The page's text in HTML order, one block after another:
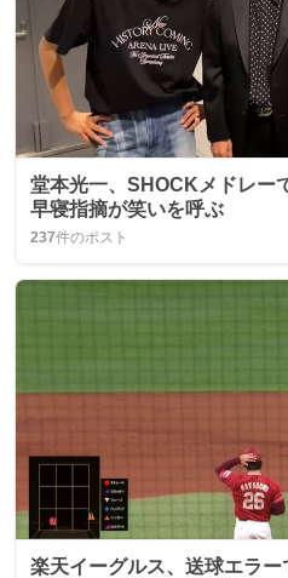
堂本光一、SHOCKメドレー
早寝指摘が笑いを呼ぶ
237件のポスト
楽天イーグルス、送球エラ